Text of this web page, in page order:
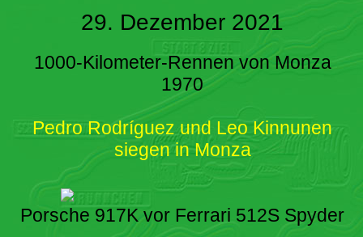
29. Dezember 2021
1000-Kilometer-Rennen von Monza
1970
Pedro Rodríguez und Leo Kinnunen
siegen in Monza
Porsche 917K vor Ferrari 512S Spyder